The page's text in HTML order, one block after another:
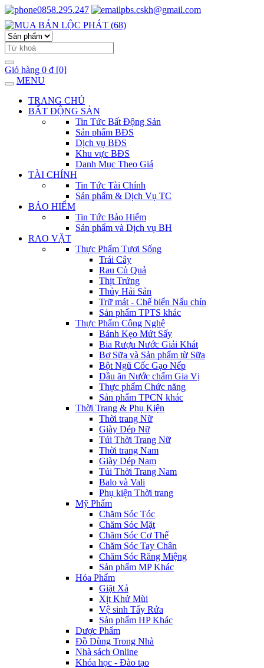
0858.295.247 pbs.cskh@gmail.com
Giỏ hàng 0 đ [0]
MENU
TRANG CHỦ
BẤT ĐỘNG SẢN
Tin Tức Bất Động Sản
Sản phẩm BĐS
Dịch vụ BĐS
Khu vực BĐS
Danh Mục Theo Giá
TÀI CHÍNH
Tin Tức Tài Chính
Sản phẩm & Dịch Vụ TC
BẢO HIỂM
Tin Tức Bảo Hiểm
Sản phẩm và Dịch vụ BH
RAO VẶT
Thực Phẩm Tươi Sống
Trái Cây
Rau Củ Quả
Thịt Trứng
Thủy Hải Sản
Trữ mát - Chế biến Nấu chín
Sản phẩm TPTS khác
Thực Phẩm Công Nghệ
Bánh Kẹo Mứt Sấy
Bia Rượu Nước Giải Khát
Bơ Sữa và Sản phẩm từ Sữa
Bột Ngũ Cốc Gạo Nếp
Dầu ăn Nước chấm Gia Vị
Thực phẩm Chức năng
Sản phẩm TPCN khác
Thời Trang & Phụ Kiện
Thời trang Nữ
Giày Dép Nữ
Túi Thời Trang Nữ
Thời trang Nam
Giày Dép Nam
Túi Thời Trang Nam
Balo và Vali
Phụ kiện Thời trang
Mỹ Phẩm
Chăm Sóc Tóc
Chăm Sóc Mặt
Chăm Sóc Cơ Thể
Chăm Sóc Tay Chân
Chăm Sóc Răng Miệng
Sản phẩm MP Khác
Hóa Phẩm
Giặt Xả
Xịt Khử Mùi
Vệ sinh Tẩy Rửa
Sản phẩm HP Khác
Dược Phẩm
Đồ Dùng Trong Nhà
Nhà sách Online
Khóa học - Đào tạo